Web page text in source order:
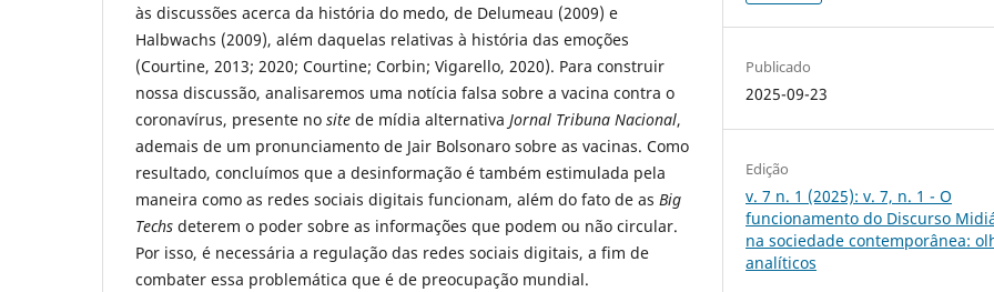
às discussões acerca da história do medo, de Delumeau (2009) e
Halbwachs (2009), além daquelas relativas à história das emoções
(Courtine, 2013; 2020; Courtine; Corbin; Vigarello, 2020). Para construir
nossa discussão, analisaremos uma notícia falsa sobre a vacina contra o
coronavírus, presente no site de mídia alternativa Jornal Tribuna Nacional,
ademais de um pronunciamento de Jair Bolsonaro sobre as vacinas. Como
resultado, concluímos que a desinformação é também estimulada pela
maneira como as redes sociais digitais funcionam, além do fato de as Big
Techs deterem o poder sobre as informações que podem ou não circular.
Por isso, é necessária a regulação das redes sociais digitais, a fim de
combater essa problemática que é de preocupação mundial.
Publicado
2025-09-23
Edição
v. 7 n. 1 (2025): v. 7, n. 1 - O
funcionamento do Discurso
na sociedade contemporânea:
analíticos